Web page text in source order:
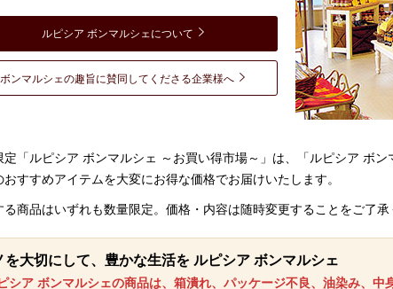
ルピシア ボンマルシェについて
ボンマルシェの趣旨に賛同してくださる企業様へ
定「ルピシア ボンマルシェ ～お買い得市場～」は、「ルピシア ボ
おすすめアイテムを大変にお得な価格でお届けいたします。
る商品はいずれも数量限定。価格・内容は随時変更することをご了承
を大切にして、豊かな生活を ルピシア ボンマルシェ
シア ボンマルシェの商品は、箱潰れ、パッケージ不良、油染み、中